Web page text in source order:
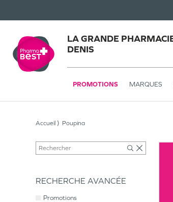
LA GRANDE
DENIS
PROMOTIONS MARQUES
Accueil Poupina
RECHERCHE AVANCÉE
Promotions